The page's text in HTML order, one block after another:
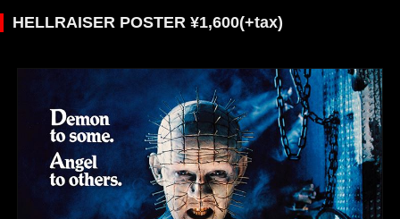
HELLRAISER POSTER ¥1,600(+tax)